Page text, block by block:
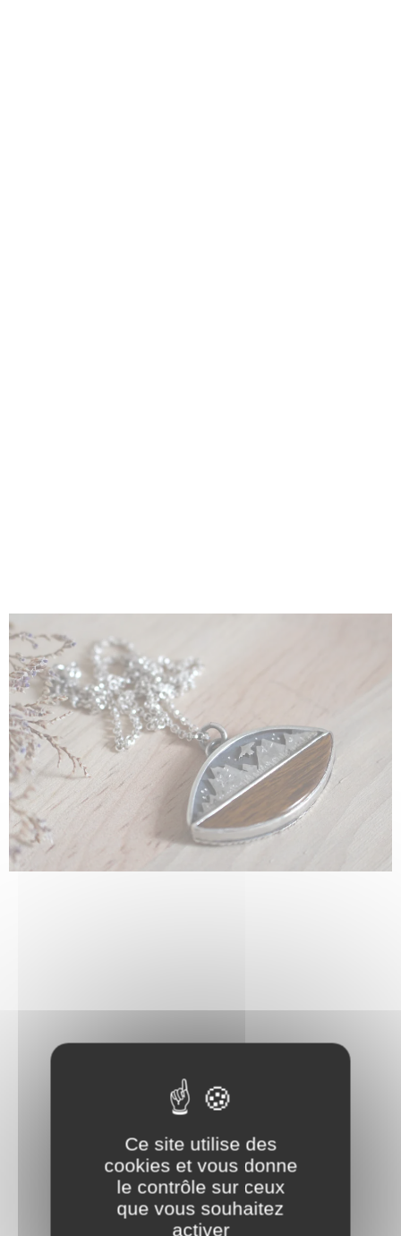
Ce site utilise des
cookies et vous donne
le contrôle sur ceux
que vous souhaitez
activer